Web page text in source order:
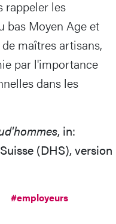
rappeler les
bas Moyen Age et
maîtres artisans,
par l'importance
dans les
, in:
(DHS), version
#employeurs